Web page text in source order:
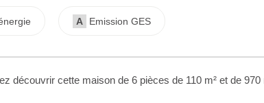
A Emission GES
découvrir cette maison de 6 pièces de 110 m² et de